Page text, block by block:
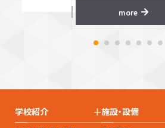
more
学校紹介 +施設・設備